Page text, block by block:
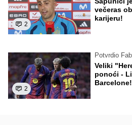
2
večeras
karijeru!
2
Potvrdio
Veliki
ponoći -
Barcelone!